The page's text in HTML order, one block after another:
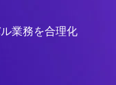
業務を合理化